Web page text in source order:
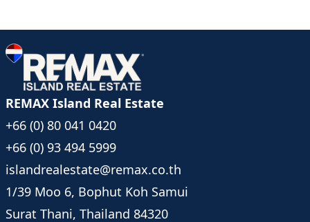
& Team
Обратите внимание: указанное местоположение -
это наш офис.
REMAX Island Real Estate
+66 (0) 80 041 0420
+66 (0) 93 494 5999
islandrealestate@remax.co.th
1/39 Moo 6, Bophut Koh Samui
Surat Thani, Thailand 84320